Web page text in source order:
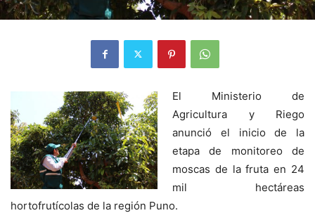
El Ministerio de
Agricultura y Riego
anunció el inicio de la
etapa de monitoreo de
moscas de la fruta en 24
mil hectáreas
hortofrutícolas de la región Puno.